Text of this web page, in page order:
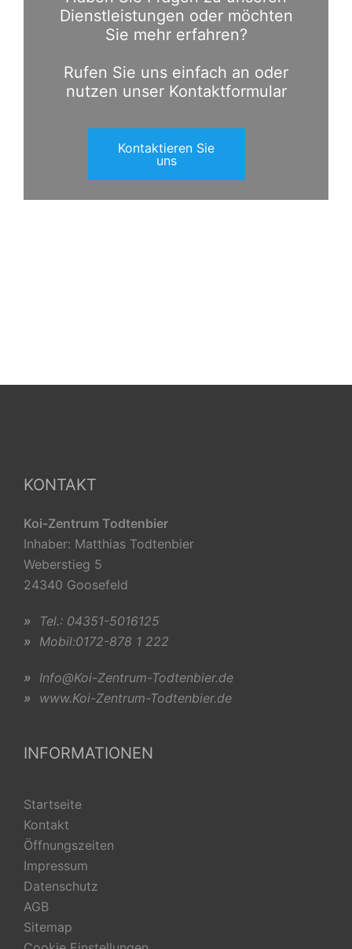
Dienstleistungen oder möchten
Sie mehr erfahren?
Rufen Sie uns einfach an oder
nutzen unser Kontaktformular
Kontaktieren Sie
uns
KONTAKT
Koi-Zentrum Todtenbier
Inhaber: Matthias Todtenbier
Weberstieg 5
24340 Goosefeld
» Tel.: 04351-5016125
» Mobil:0172-878 1 222
» Info@Koi-Zentrum-Todtenbier.de
» www.Koi-Zentrum-Todtenbier.de
INFORMATIONEN
Startseite
Kontakt
Öffnungszeiten
Impressum
Datenschutz
AGB
Sitemap